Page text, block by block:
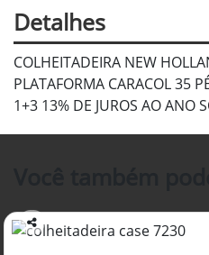
Detalhes
COLHEITADEIRA NEW
PLATAFORMA CARACOL 35
1+3 13% DE JUROS AO ANO
Co